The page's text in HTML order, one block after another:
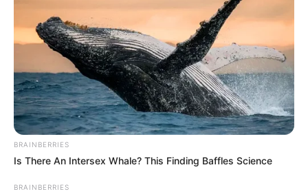
BRAINBERRIES
Is There An Intersex Whale? This Finding Baffles Science
BRAINBERRIES